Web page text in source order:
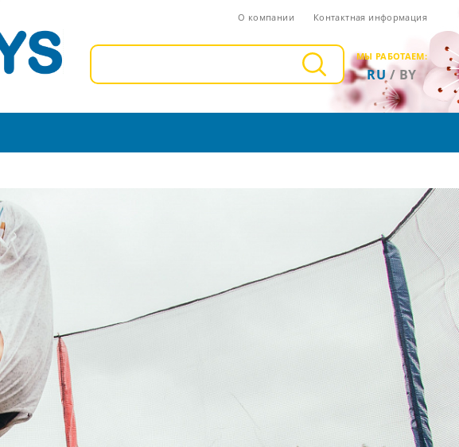
О компании Контактная информация
МЫ РАБОТАЕМ:
RU/ BY